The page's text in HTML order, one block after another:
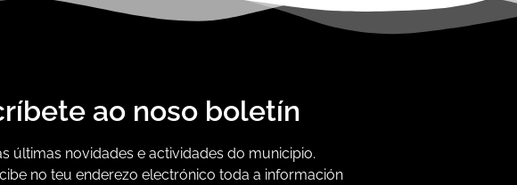
ao noso boletín
últimas novidades e actividades do municipio.
no teu enderezo electrónico toda a información